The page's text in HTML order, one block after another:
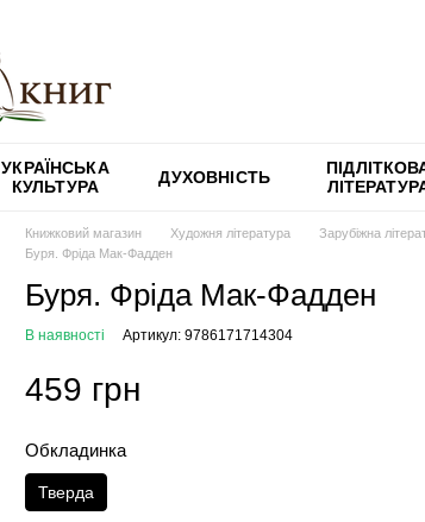
УКРАЇНСЬКА
КУЛЬТУРА
ДУХОВНІСТЬ
Книжковий магазин Художня література Зарубіжна
Буря. Фріда Мак-Фадден
Буря. Фріда Мак-Фадден
В наявності Артикул: 9786171714304
459 грн
Обкладинка
Тверда